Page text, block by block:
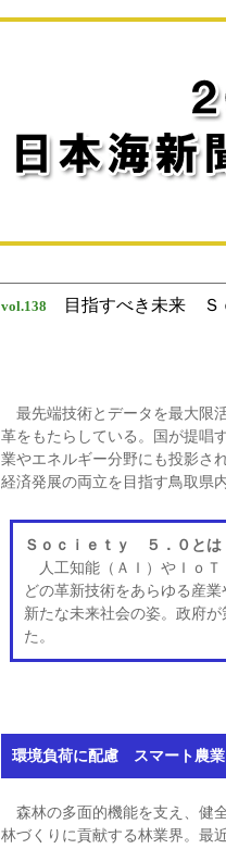
vol.138 目指すべき未来 Ｓ
最先端技術とデータを最大限
革をもたらしている。国が提唱
業やエネルギー分野にも投影さ
経済発展の両立を目指す鳥取県
Ｓｏｃｉｅｔｙ ５．０とは
人工知能（ＡＩ）やＩｏＴ
どの革新技術をあらゆる産
新たな未来社会の姿。政府
た。
環境負荷に配慮 スマート農業
森林の多面的機能を支え、健
林づくりに貢献する林業界。最